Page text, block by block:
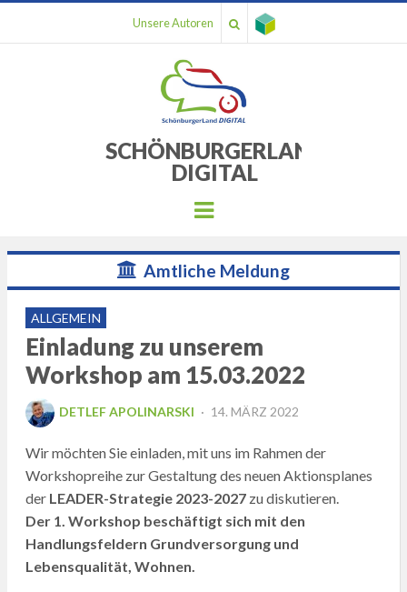
Unsere Autoren
SCHÖNBURGERLAND
DIGITAL
Menu
Amtliche Meldung
ALLGEMEIN
Einladung zu unserem
Workshop am 15.03.2022
DETLEF APOLINARSKI
POSTED
14. MÄRZ 2022
Wir möchten Sie einladen, mit uns im Rahmen der
Workshopreihe zur Gestaltung des neuen Aktionsplanes
der LEADER-Strategie 2023-2027zu diskutieren.
Der 1. Workshop beschäftigt sich mit den
Handlungsfeldern Grundversorgung und
Lebensqualität, Wohnen.